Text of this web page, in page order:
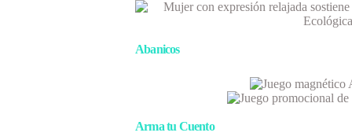
Abanicos
Arma tu Cuento